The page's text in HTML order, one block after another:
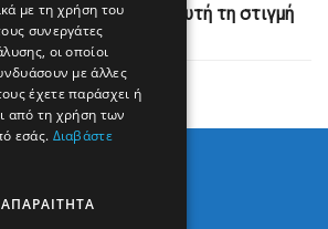
που μπορεί να γίνει αυτή τη στιγμή
με τη χρήση του
συνεργάτες
οι οποίοι
με άλλες
έχετε παράσχει ή
από τη χρήση των
εσάς. Διαβάστε